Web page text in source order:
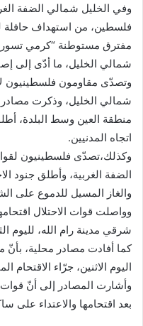
وفي الخليل شمالي الضفة
فلسطين، من استهداف حافلة
مفترق مستوطنة “كرمي
شمالي الخليل، ما أدّى إلى
وتصدّى مقاومون فلسطينيون
شمالي الخليل، وذكرت
منطقة العين وسط البلدة،
اتجاه المدنيين.
وكذلك،تصدّى فلسطينيون
الضفة الغربية، وأطلق جنود
والغاز المسيل للدموع على
وواصلت قوات الاحتلال
شرقي مدينة رام الله، لليوم
كما أفادت مصادر محلية، بأنّ
اليوم الاثنين، جرّاء الاقتحام
وأشارت المصادر إلى أنّ قوات
بعد اقتحامها والاعتداء على